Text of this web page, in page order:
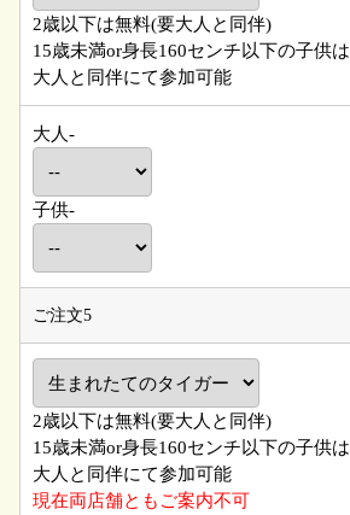
2歳以下は無料(要大人と同伴)
15歳未満or身長160センチ以下の子供は
大人と同伴にて参加可能
大人-
子供-
ご注文5
2歳以下は無料(要大人と同伴)
15歳未満or身長160センチ以下の子供は
大人と同伴にて参加可能
現在両店舗ともご案内不可